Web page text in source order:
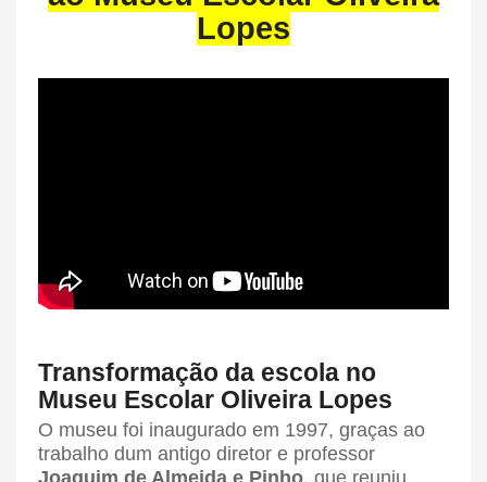
Lopes
Transformação da escola no
Museu Escolar Oliveira Lopes
O museu foi inaugurado em 1997, graças ao
trabalho dum antigo diretor e professor
Joaquim de Almeida e Pinho, que reuniu